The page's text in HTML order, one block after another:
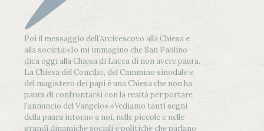
Poi il messaggio dell’Arcivescovo alla Chiesa e
alla società:«Io mi immagino che San Paolino
dica oggi alla Chiesa di Lucca di non avere paura.
La Chiesa del Concilio, del Cammino sinodale e
del magistero dei papi è una Chiesa che non ha
paura di confrontarsi con la realtà per portare
l'annuncio del Vangelo».«Vediamo tanti segni
della paura intorno a noi, nelle piccole e nelle
grandi dinamiche sociali e politiche che parlano